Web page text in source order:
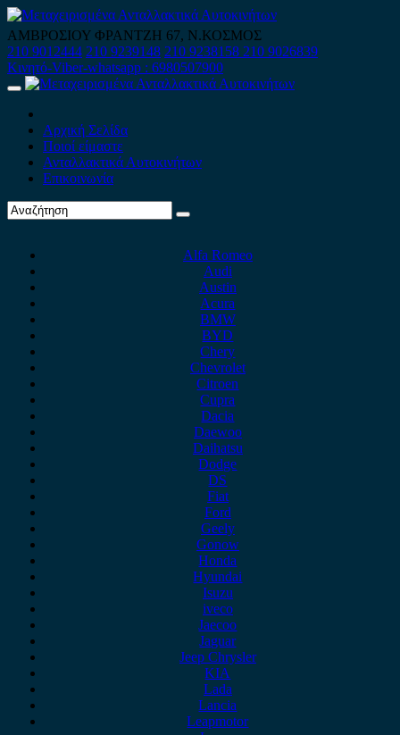
Skip
to
content
ΑΜΒΡΟΣΙΟΥ ΦΡΑΝΤΖΗ 67, Ν.ΚΟΣΜΟΣ
210 9012444 210 9239148 210 9238158 210 9026839
Κινητό-Viber-whatsapp : 6980507900
Primary
Αρχική Σελίδα
Ποιοί είμαστε
Ανταλλακτικά Αυτοκινήτων
Επικοινωνία
Alfa Romeo
Audi
Austin
Acura
BMW
BYD
Chery
Chevrolet
Citroen
Cupra
Dacia
Daewoo
Daihatsu
Dodge
DS
Fiat
Ford
Geely
Gonow
Honda
Hyundai
Isuzu
iveco
Jaecoo
Jaguar
Jeep Chrysler
KIA
Lada
Lancia
Leapmotor